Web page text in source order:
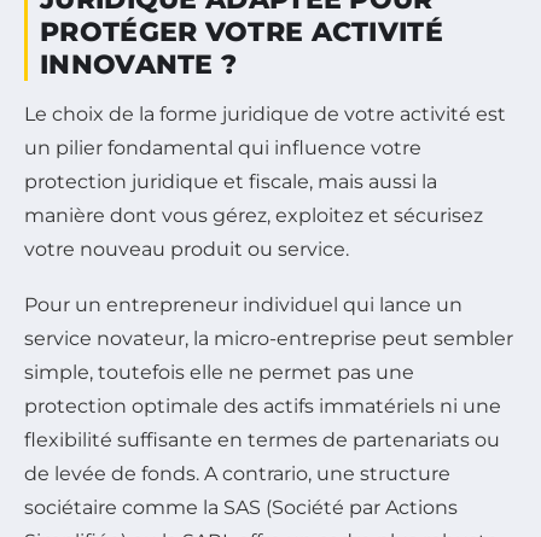
PROTÉGER VOTRE ACTIVITÉ
INNOVANTE ?
Le choix de la forme juridique de votre activité est
un pilier fondamental qui influence votre
protection juridique et fiscale, mais aussi la
manière dont vous gérez, exploitez et sécurisez
votre nouveau produit ou service.
Pour un entrepreneur individuel qui lance un
service novateur, la micro-entreprise peut sembler
simple, toutefois elle ne permet pas une
protection optimale des actifs immatériels ni une
flexibilité suffisante en termes de partenariats ou
de levée de fonds. A contrario, une structure
sociétaire comme la SAS (Société par Actions